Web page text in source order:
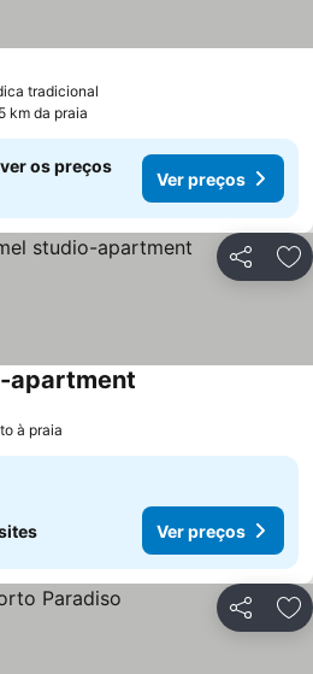
tradicional
km da praia
os preços
Ver preços
Partilhar
apartment
à praia
Ver preços
Partilhar